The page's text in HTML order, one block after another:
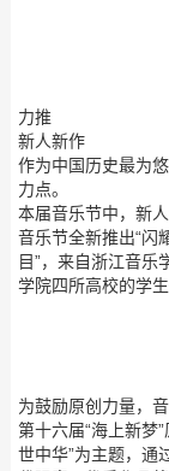
力推
新人新作
作为中国历史最为
力点。
本届音乐节中，新
音乐节全新推出“
目”，来自浙江音乐
学院四所高校的学
为鼓励原创力量，
第十六届“海上新梦
世中华”为主题，通